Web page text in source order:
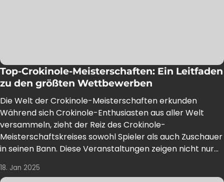
Top-Crokinole-Meisterschaften: Ein Leitfaden
zu den größten Wettbewerben
Die Welt der Crokinole-Meisterschaften erkunden
Während sich Crokinole-Enthusiasten aus aller Welt
versammeln, zieht der Reiz des Crokinole-
Meisterschaftskreises sowohl Spieler als auch Zuschauer
in seinen Bann. Diese Veranstaltungen zeigen nicht nur...
18. Jan 2025